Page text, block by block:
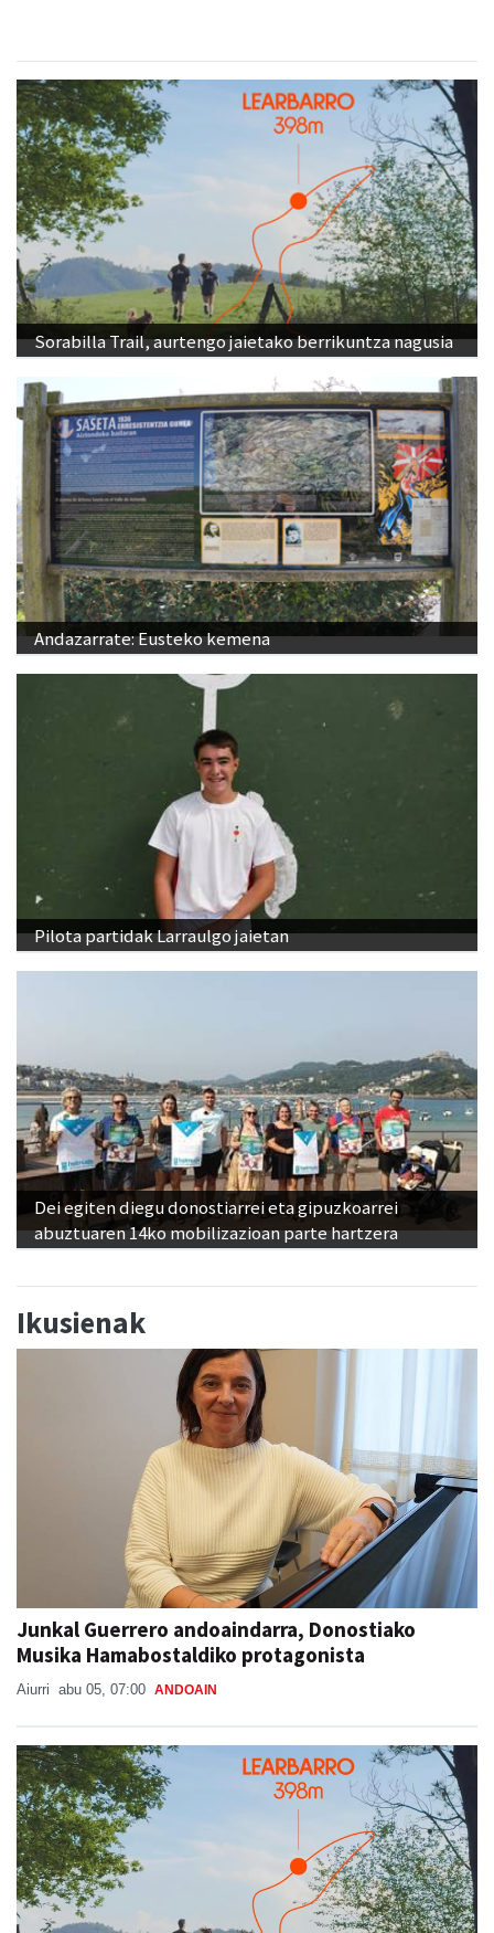
Sorabilla Trail, aurtengo jaietako berrikuntza nagusia
Andazarrate: Eusteko kemena
Pilota partidak Larraulgo jaietan
Dei egiten diegu donostiarrei eta gipuzkoarrei
abuztuaren 14ko mobilizazioan parte hartzera
Ikusienak
Junkal Guerrero andoaindarra, Donostiako
Musika Hamabostaldiko protagonista
Aiurri abu 05, 07:00 ANDOAIN